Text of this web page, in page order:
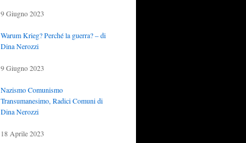
9 Giugno 2023
Warum Krieg? Perché la guerra? – di
Dina Nerozzi
9 Giugno 2023
Nazismo Comunismo
Transumanesimo, Radici Comuni di
Dina Nerozzi
18 Aprile 2023